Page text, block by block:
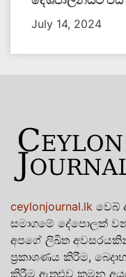
July 14, 2024
ceylonjournal.lk වෙබ්
සමාගමේ දේපොලක්
අපගේ ලිඛිත
ප්‍රකාශණය කිරීම,
කිරීම ඇතුළුව කුමන